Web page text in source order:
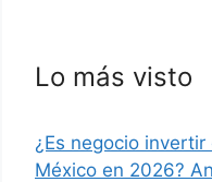
Lo más visto
¿Es negocio invertir
México en 2026?